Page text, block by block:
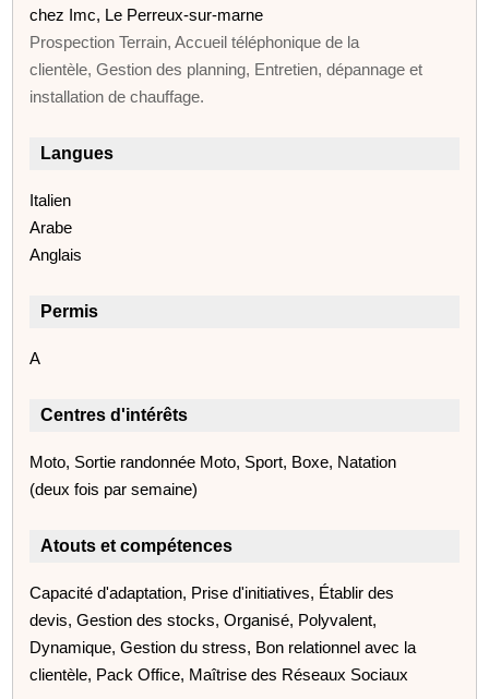
chez Imc, Le Perreux-sur-marne
Prospection Terrain, Accueil téléphonique de la
clientèle, Gestion des planning, Entretien, dépannage et
installation de chauffage.
Langues
Italien
Arabe
Anglais
Permis
A
Centres d'intérêts
Moto, Sortie randonnée Moto, Sport, Boxe, Natation
(deux fois par semaine)
Atouts et compétences
Capacité d'adaptation, Prise d'initiatives, Établir des
devis, Gestion des stocks, Organisé, Polyvalent,
Dynamique, Gestion du stress, Bon relationnel avec la
clientèle, Pack Office, Maîtrise des Réseaux Sociaux